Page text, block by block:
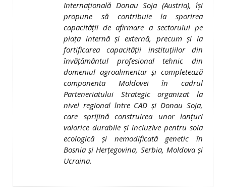
Internaţională Donau Soja (Austria), îşi
propune să contribuie la sporirea
capacităţii de afirmare a sectorului pe
piaţa internă şi externă, precum şi la
fortificarea capacităţii instituţiilor din
învăţământul profesional tehnic din
domeniul agroalimentar şi completează
componenta Moldovei în cadrul
Parteneriatului Strategic organizat la
nivel regional între CAD şi Donau Soja,
care sprijină construirea unor lanţuri
valorice durabile şi incluzive pentru soia
ecologică şi nemodificată genetic în
Bosnia şi Herţegovina, Serbia, Moldova şi
Ucraina.